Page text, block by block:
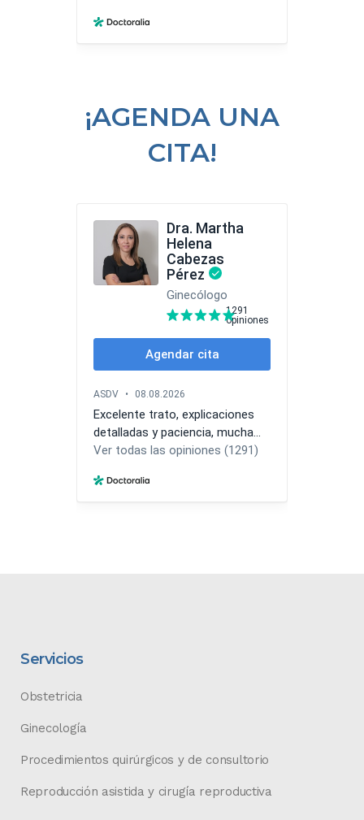
¡AGENDA UNA
CITA!
Servicios
Obstetricia
Ginecología
Procedimientos quirúrgicos y de consultorio
Reproducción asistida y cirugía reproductiva